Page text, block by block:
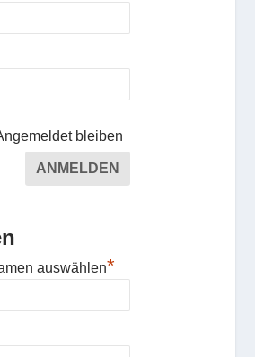
bleiben
auswählen*